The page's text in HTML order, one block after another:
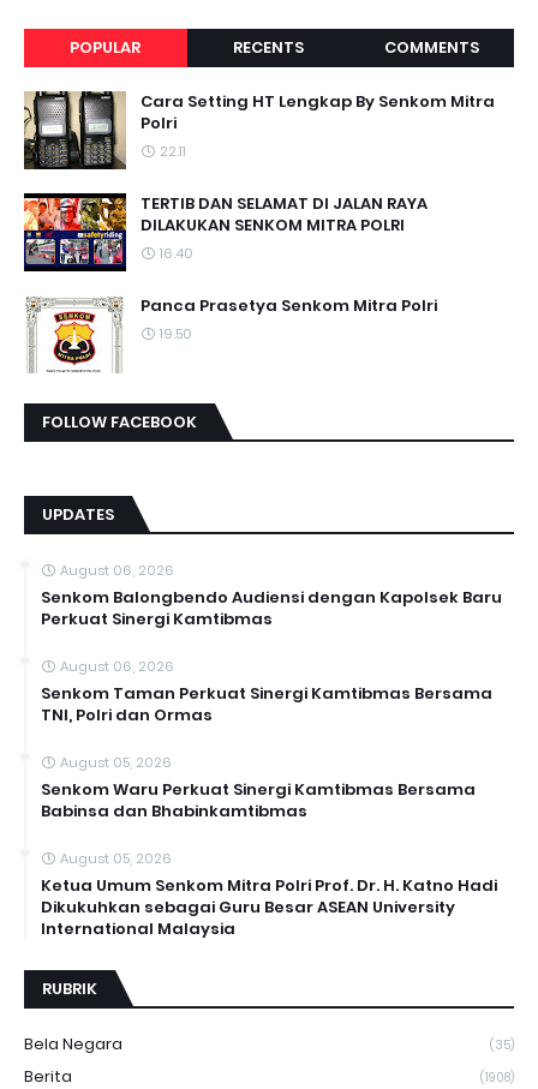
POPULAR RECENTS COMMENTS
Cara Setting HT Lengkap By Senkom Mitra
Polri
22.11
TERTIB DAN SELAMAT DI JALAN RAYA
DILAKUKAN SENKOM MITRA POLRI
16.40
Panca Prasetya Senkom Mitra Polri
19.50
FOLLOW FACEBOOK
UPDATES
August 06, 2026
Senkom Balongbendo Audiensi dengan Kapolsek Baru
Perkuat Sinergi Kamtibmas
August 06, 2026
Senkom Taman Perkuat Sinergi Kamtibmas Bersama
TNI, Polri dan Ormas
August 05, 2026
Senkom Waru Perkuat Sinergi Kamtibmas Bersama
Babinsa dan Bhabinkamtibmas
August 05, 2026
Ketua Umum Senkom Mitra Polri Prof. Dr. H. Katno Hadi
Dikukuhkan sebagai Guru Besar ASEAN University
International Malaysia
RUBRIK
Bela Negara (35)
Berita (1908)